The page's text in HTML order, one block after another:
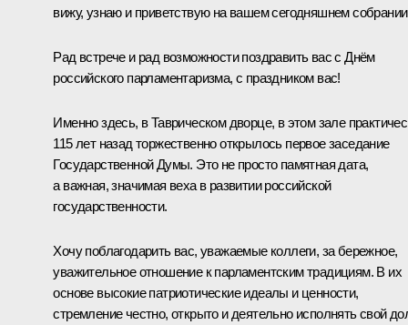
вижу, узнаю и приветствую на вашем сегодняшнем
Рад встрече и рад возможности поздравить вас с Днём
российского парламентаризма, с праздником вас!
Именно здесь, в Таврическом дворце, в этом зале
115 лет назад торжественно открылось первое заседание
Государственной Думы. Это не просто памятная дата,
а важная, значимая веха в развитии российской
государственности.
Хочу поблагодарить вас, уважаемые коллеги, за бережное,
уважительное отношение к парламентским традициям. В их
основе высокие патриотические идеалы и ценности,
стремление честно, открыто и деятельно исполнять свой